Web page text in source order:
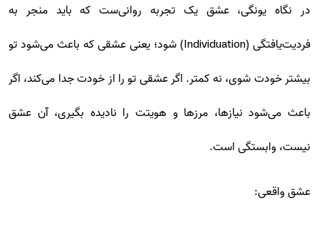
در نگاه یونگی، عشق یک تجربه روانی‌ست که باید منجر به
فردیت‌یافتگی (Individuation) شود؛ یعنی عشقی که باعث می‌شود تو
بیشتر خودت شوی، نه کمتر. اگر عشقی تو را از خودت جدا می‌کند، اگر
باعث می‌شود نیازها، مرزها و هویتت را نادیده بگیری، آن عشق
نیست، وابستگی است.
عشق واقعی: